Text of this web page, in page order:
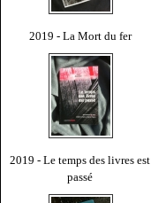
2019 - La Mort du fer
2019 - Le temps des livres est
passé